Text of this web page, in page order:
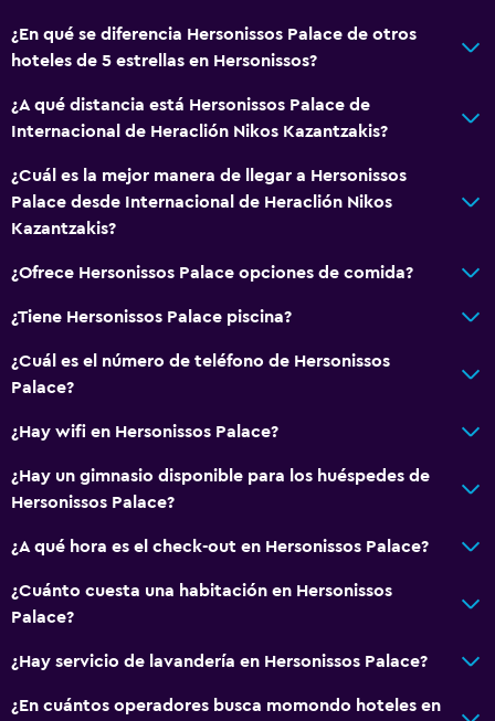
¿En qué se diferencia Hersonissos Palace de otros
hoteles de 5 estrellas en Hersonissos?
¿A qué distancia está Hersonissos Palace de
Internacional de Heraclión Nikos Kazantzakis?
¿Cuál es la mejor manera de llegar a Hersonissos
Palace desde Internacional de Heraclión Nikos
Kazantzakis?
¿Ofrece Hersonissos Palace opciones de comida?
¿Tiene Hersonissos Palace piscina?
¿Cuál es el número de teléfono de Hersonissos
Palace?
¿Hay wifi en Hersonissos Palace?
¿Hay un gimnasio disponible para los huéspedes de
Hersonissos Palace?
¿A qué hora es el check-out en Hersonissos Palace?
¿Cuánto cuesta una habitación en Hersonissos
Palace?
¿Hay servicio de lavandería en Hersonissos Palace?
¿En cuántos operadores busca momondo hoteles en